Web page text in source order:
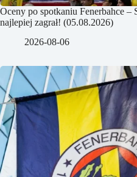
Oceny po spotkaniu Fenerbahce –
najlepiej zagrał! (05.08.2026)
2026-08-06